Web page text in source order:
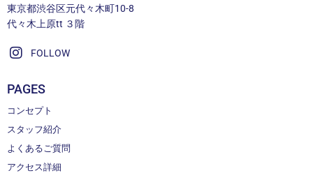
東京都渋谷区元代々木町10-8
代々木上原tt ３階
FOLLOW
PAGES
コンセプト
スタッフ紹介
よくあるご質問
アクセス詳細